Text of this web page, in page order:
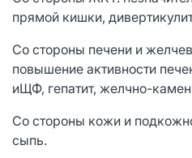
прямой кишки,
Со стороны печени и
повышение активности
иЩФ, гепатит, желчно-
Со стороны кожи и
сыпь.